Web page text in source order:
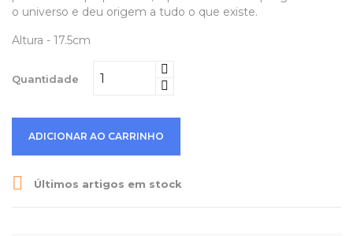
o universo e deu origem a tudo o que existe.
Altura - 17.5cm
Quantidade
ADICIONAR AO CARRINHO
 Últimos artigos em stock